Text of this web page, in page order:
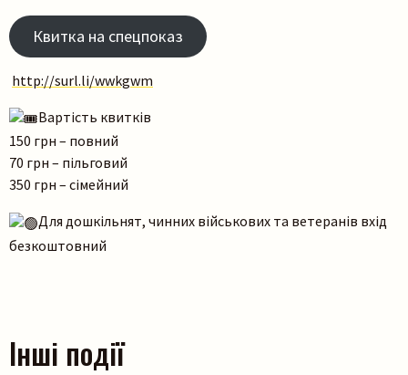
Квитка на спецпоказ
http://surl.li/wwkgwm
Вартість квитків
150 грн – повний
70 грн – пільговий
350 грн – сімейний
Для дошкільнят, чинних військових та ветеранів вхід
безкоштовний
Інші події